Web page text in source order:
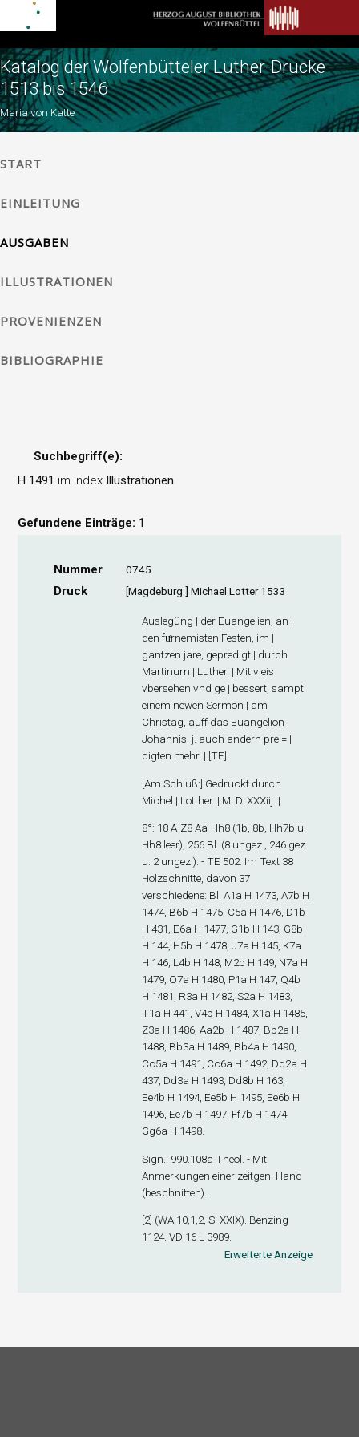
Katalog der Wolfenbütteler Luther-Drucke
1513 bis 1546
Maria von Katte
START
EINLEITUNG
AUSGABEN
ILLUSTRATIONEN
PROVENIENZEN
BIBLIOGRAPHIE
Suchbegriff(e):
H 1491 im Index Illustrationen
Gefundene Einträge: 1
Nummer 0745
Druck [Magdeburg:] Michael Lotter 1533
Auslegüng | der Euangelien, an |
den fuͤrnemisten Festen, im |
gantzen jare, gepredigt | durch
Martinum | Luther. | Mit vleis
vbersehen vnd ge | bessert, sampt
einem newen Sermon | am
Christag, auff das Euangelion |
Johannis. j. auch andern pre = |
digten mehr. | [TE]
[Am Schluß:] Gedruckt durch
Michel | Lotther. | M. D. XXXiij. |
8°: 18A-Z8Aa-Hh8 (1b, 8b, Hh7b u.
Hh8 leer), 256 Bl. (8 ungez., 246 gez.
u. 2 ungez.). - TE 502. Im Text 38
Holzschnitte, davon 37
verschiedene: Bl. A1a H 1473, A7b H
1474, B6b H 1475, C5a H 1476, D1b
H 431, E6a H 1477, G1b H 143, G8b
H 144, H5b H 1478, J7a H 145, K7a
H 146, L4b H 148, M2b H 149, N7a H
1479, O7a H 1480, P1a H 147, Q4b
H 1481, R3a H 1482, S2a H 1483,
T1a H 441, V4b H 1484, X1a H 1485,
Z3a H 1486, Aa2b H 1487, Bb2a H
1488, Bb3a H 1489, Bb4a H 1490,
Cc5a H 1491, Cc6a H 1492, Dd2a H
437, Dd3a H 1493, Dd8b H 163,
Ee4b H 1494, Ee5b H 1495, Ee6b H
1496, Ee7b H 1497, Ff7b H 1474,
Gg6a H 1498.
Sign .: 990.108a Theol. - Mit
Anmerkungen einer zeitgen. Hand
(beschnitten).
[2] (WA 10,1,2, S. XXIX). Benzing
1124. VD 16 L 3989.
Erweiterte Anzeige